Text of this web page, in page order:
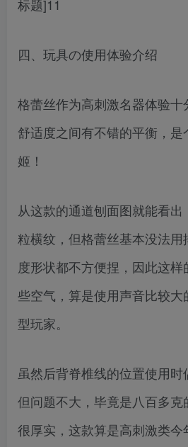
四、玩具の使用体验介绍
格蕾丝作为高刺激名器体验
舒适度之间有不错的平衡，
姬！
从这款的通道刨面图就能看
粒横纹，但格蕾丝基本没法
度形状都不方便捏，因此这
些空气，算是使用声音比较
型玩家。
虽然后背脊椎线的位置使用时
但问题不大，毕竟是八百多
很厚实，这款算是高刺激类